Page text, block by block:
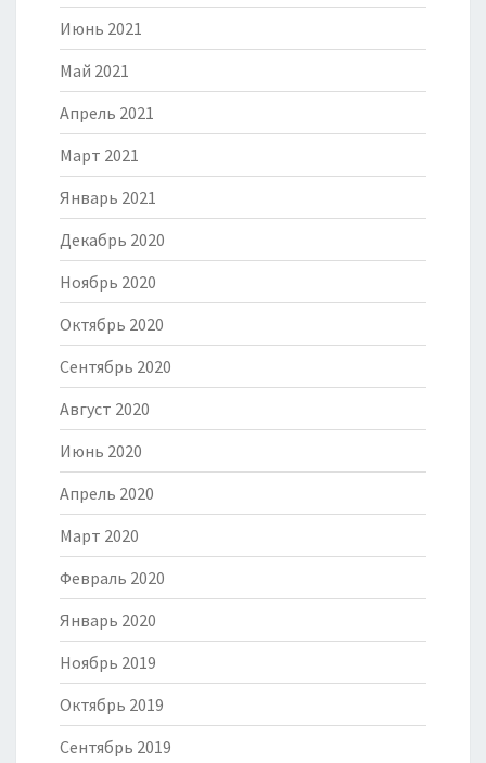
Июнь 2021
Май 2021
Апрель 2021
Март 2021
Январь 2021
Декабрь 2020
Ноябрь 2020
Октябрь 2020
Сентябрь 2020
Август 2020
Июнь 2020
Апрель 2020
Март 2020
Февраль 2020
Январь 2020
Ноябрь 2019
Октябрь 2019
Сентябрь 2019